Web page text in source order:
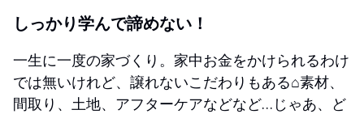
しっかり学んで諦めない！
一生に一度の家づくり。家中お金をかけられるわけ
では無いけれど、譲れないこだわりもある⌂素材、
間取り、土地、アフターケアなどなど…じゃあ、ど